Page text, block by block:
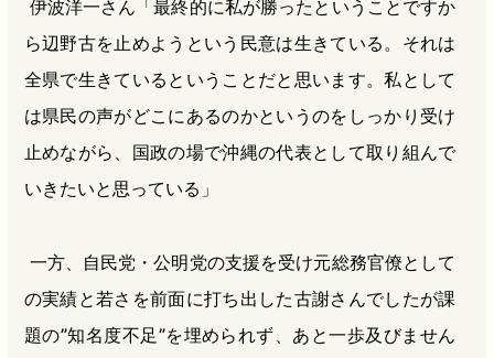
伊波洋一さん「最終的に私が勝ったということですか
ら辺野古を止めようという民意は生きている。それは
全県で生きているということだと思います。私として
は県民の声がどこにあるのかというのをしっかり受け
止めながら、国政の場で沖縄の代表として取り組んで
いきたいと思っている」
一方、自民党・公明党の支援を受け元総務官僚として
の実績と若さを前面に打ち出した古謝さんでしたが課
題の”知名度不足”を埋められず、あと一歩及びません